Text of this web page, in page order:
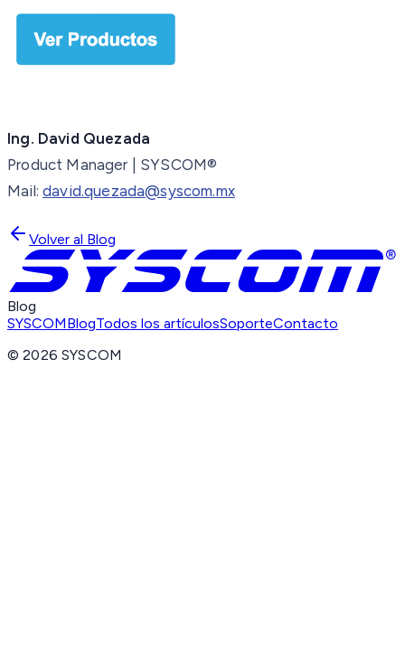
Ing. David Quezada
Product Manager | SYSCOM®
Mail:david.quezada@syscom.mx
Volver al Blog
Blog
SYSCOMBlogTodos los artículosSoporteContacto
©2026 SYSCOM